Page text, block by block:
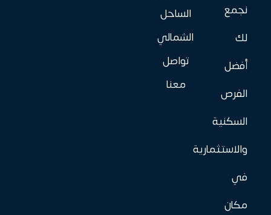
نجمع
لك
أفضل
الفرص
السكنية
والاستثمارية
في
مكان
الساحل
الشمالي
تواصل
معنا